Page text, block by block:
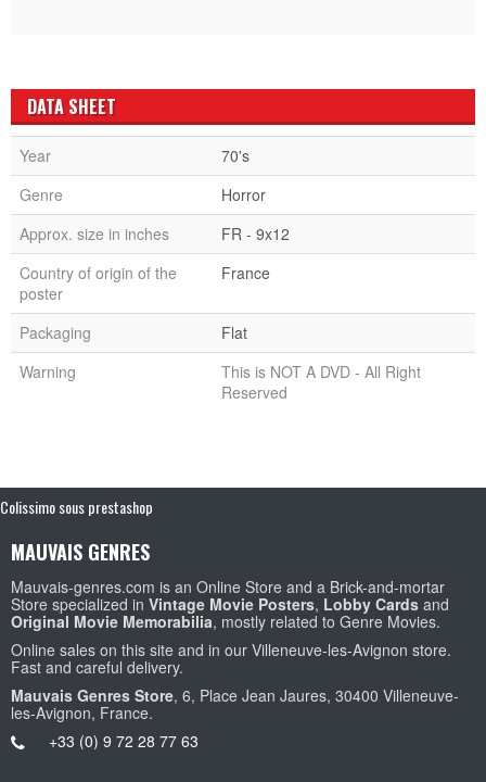
DATA SHEET
Year
70's
Genre
Horror
Approx. size in inches
FR - 9x12
Country of origin of the
poster
France
Packaging
Flat
Warning
This is NOT A DVD - All Right
Reserved
Colissimo sous prestashop
MAUVAIS GENRES
Mauvais-genres.com is an Online Store and a Brick-and-mortar
Store specialized in Vintage Movie Posters, Lobby Cards and
Original Movie Memorabilia, mostly related to Genre Movies.
Online sales on this site and in our Villeneuve-les-Avignon store.
Fast and careful delivery.
Mauvais Genres Store, 6, Place Jean Jaures, 30400 Villeneuve-
les-Avignon, France.
+33 (0) 9 72 28 77 63